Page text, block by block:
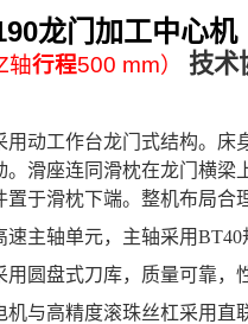
龙门加工中心机
轴行程500 mm） 技术
用动工作台龙门式结构。床
。滑座连同滑枕在龙门横梁
置于滑枕下端。整机布局合
速主轴单元，主轴采用BT40
用圆盘式刀库，质量可靠，
机与高精度滚珠丝杠采用直